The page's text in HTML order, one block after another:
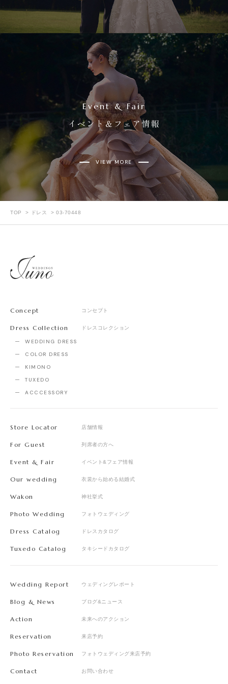
Event & Fair
イベント＆フェア情報
VIEW MORE
TOP ドレス 03-70448
Concept コンセプト
Dress Collection ドレスコレクション
WEDDING DRESS
COLOR DRESS
KIMONO
TUXEDO
ACCCESSORY
Store Locator 店舗情報
For Guest 列席者の方へ
Event & Fair イベント&フェア情報
Our wedding 衣裳から始める結婚式
Wakon 神社挙式
Photo Wedding フォトウェディング
Dress Catalog ドレスカタログ
Tuxedo Catalog タキシードカタログ
Wedding Report ウェディングレポート
Blog & News ブログ&ニュース
Action 未来へのアクション
Reservation 来店予約
Photo Reservation フォトウェディング来店予約
Contact お問い合わせ